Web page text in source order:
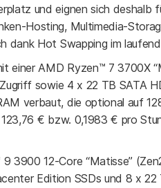
und eignen sich deshalb
Hosting, Multimedia-
dank Hot Swapping im
einer AMD Ryzen™ 7 3700X
sowie 4 x 22 TB SATA
verbaut, die optional auf
€ bzw. 0,1983 € pro
3900 12-Core “Matisse”
Edition SSDs und 8 x